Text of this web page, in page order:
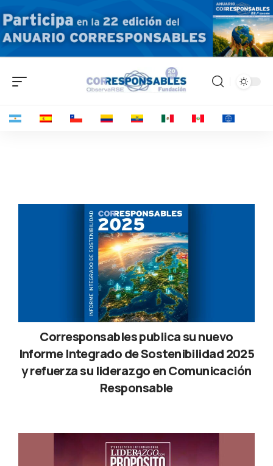
Ya está disponible la versión
responsive del 21º Anuario
Corresponsables
Corresponsables publica su nuevo
Informe Integrado de Sostenibilidad 2025
y refuerza su liderazgo en Comunicación
Responsable